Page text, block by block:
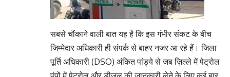
सबसे चौंकाने वाली बात यह है कि इस गंभीर संकट के बीच
जिम्मेदार अधिकारी ही संपर्क से बाहर नजर आ रहे हैं। जिला
पूर्ति अधिकारी (DSO) अंकित पांड्ये से जब ज़िल्ले में पेट्रोल